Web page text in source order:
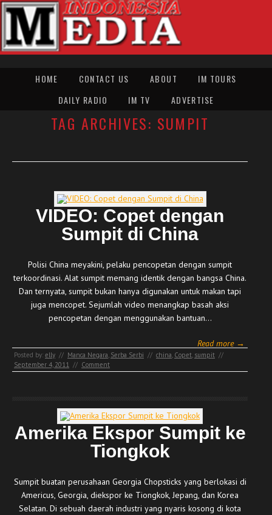
HOME CONTACT US ABOUT
IM TOURS
DAILY RADIO
IM TV ADVERTISE
TAG ARCHIVES: SUMPIT
VIDEO: Copet dengan
Sumpit di China
Polisi China meyakini, pelaku pencopetan dengan sumpit
terkoordinasi. Alat sumpit memang identik dengan bangsa China.
Dan ternyata, sumpit bukan hanya digunakan untuk makan tapi
juga mencopet. Sejumlah video menangkap basah aksi
pencopetan dengan menggunakan bantuan…
Read more →
Posted by: elly // Manca Negara Serba Serbi // china Copet sumpit //
September 4, 2011
// Comment
Amerika Ekspor Sumpit ke
Tiongkok
Sumpit buatan perusahaan Georgia Chopsticks yang berlokasi di
Americus, Georgia, diekspor ke Tiongkok, Jepang, dan Korea
Selatan. Di sebuah daerah industri yang nyaris kosong di kota